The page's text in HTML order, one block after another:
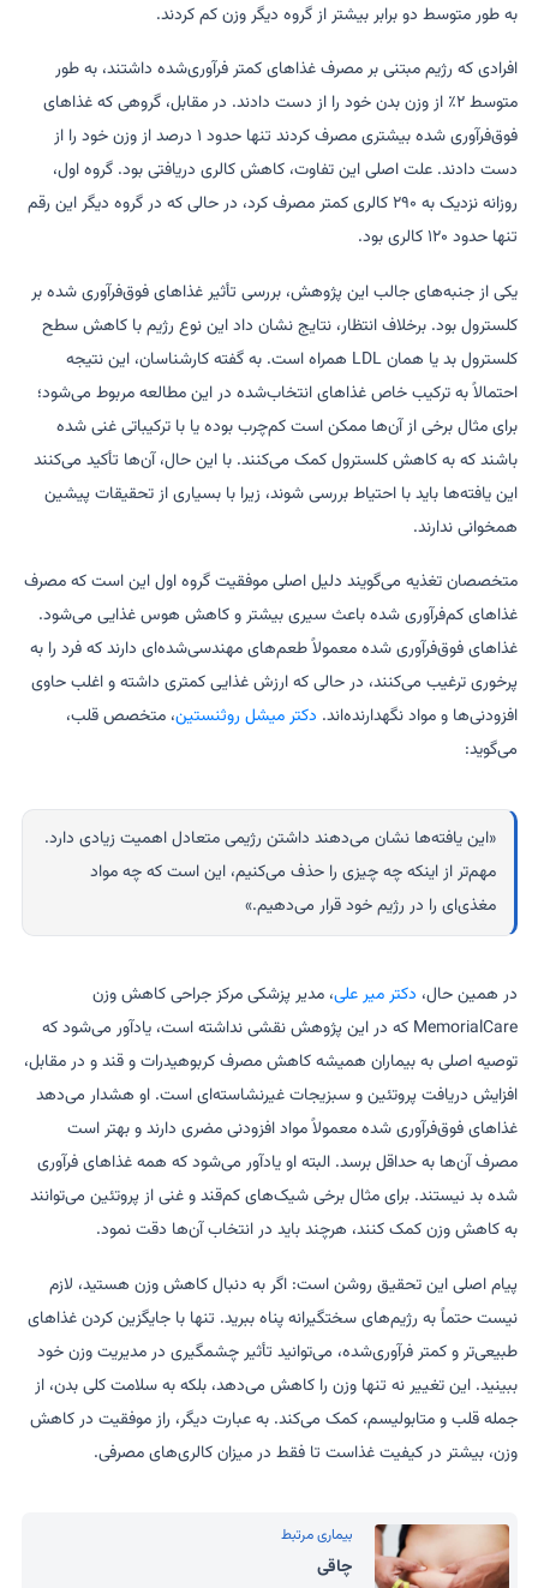
به طور متوسط دو برابر بیشتر از گروه دیگر وزن کم کردند.
افرادی که رژیم مبتنی بر مصرف غذاهای کمتر فرآوری‌شده داشتند، به طور
متوسط ۲٪ از وزن بدن خود را از دست دادند. در مقابل، گروهی که غذاهای
فوق‌فرآوری شده بیشتری مصرف کردند تنها حدود ۱ درصد از وزن خود را از
دست دادند. علت اصلی این تفاوت، کاهش کالری دریافتی بود. گروه اول،
روزانه نزدیک به ۲۹۰ کالری کمتر مصرف کرد، در حالی که در گروه دیگر این رقم
تنها حدود ۱۲۰ کالری بود.
یکی از جنبه‌های جالب این پژوهش، بررسی تأثیر غذاهای فوق‌فرآوری شده بر
کلسترول بود. برخلاف انتظار، نتایج نشان داد این نوع رژیم با کاهش سطح
کلسترول بد یا همان LDL همراه است. به گفته کارشناسان، این نتیجه
احتمالاً به ترکیب خاص غذاهای انتخاب‌شده در این مطالعه مربوط می‌شود؛
برای مثال برخی از آن‌ها ممکن است کم‌چرب بوده یا با ترکیباتی غنی شده
باشند که به کاهش کلسترول کمک می‌کنند. با این حال، آن‌ها تأکید می‌کنند
این یافته‌ها باید با احتیاط بررسی شوند، زیرا با بسیاری از تحقیقات پیشین
همخوانی ندارند.
متخصصان تغذیه می‌گویند دلیل اصلی موفقیت گروه اول این است که مصرف
غذاهای کم‌فرآوری شده باعث سیری بیشتر و کاهش هوس غذایی می‌شود.
غذاهای فوق‌فرآوری شده معمولاً طعم‌های مهندسی‌شده‌ای دارند که فرد را به
پرخوری ترغیب می‌کنند، در حالی که ارزش غذایی کمتری داشته و اغلب حاوی
افزودنی‌ها و مواد نگهدارنده‌اند. دکتر میشل روثنستین، متخصص قلب،
می‌گوید:
«این یافته‌ها نشان می‌دهند داشتن رژیمی متعادل اهمیت زیادی دارد.
مهم‌تر از اینکه چه چیزی را حذف می‌کنیم، این است که چه مواد
مغذی‌ای را در رژیم خود قرار می‌دهیم.»
در همین حال، دکتر میر علی، مدیر پزشکی مرکز جراحی کاهش وزن
MemorialCare که در این پژوهش نقشی نداشته است، یادآور می‌شود که
توصیه اصلی به بیماران همیشه کاهش مصرف کربوهیدرات و قند و در مقابل،
افزایش دریافت پروتئین و سبزیجات غیرنشاسته‌ای است. او هشدار می‌دهد
غذاهای فوق‌فرآوری شده معمولاً مواد افزودنی مضری دارند و بهتر است
مصرف آن‌ها به حداقل برسد. البته او یادآور می‌شود که همه غذاهای فرآوری
شده بد نیستند. برای مثال برخی شیک‌های کم‌قند و غنی از پروتئین می‌توانند
به کاهش وزن کمک کنند، هرچند باید در انتخاب آن‌ها دقت نمود.
پیام اصلی این تحقیق روشن است: اگر به دنبال کاهش وزن هستید، لازم
نیست حتماً به رژیم‌های سختگیرانه پناه ببرید. تنها با جایگزین کردن غذاهای
طبیعی‌تر و کمتر فرآوری‌شده، می‌توانید تأثیر چشمگیری در مدیریت وزن خود
ببینید. این تغییر نه تنها وزن را کاهش می‌دهد، بلکه به سلامت کلی بدن، از
جمله قلب و متابولیسم، کمک می‌کند. به عبارت دیگر، راز موفقیت در کاهش
وزن، بیشتر در کیفیت غذاست تا فقط در میزان کالری‌های مصرفی.
بیماری مرتبط
چاقی